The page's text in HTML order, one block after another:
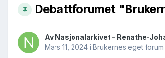
Debattforumet
Av Nasjonalarkivet - Renathe-
Mars 11, 2024 i Brukernes eget forum